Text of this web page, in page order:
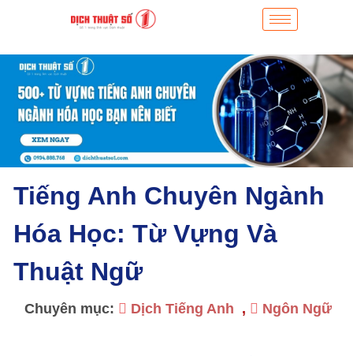
Tiếng Anh Chuyên Ngành
Hóa Học: Từ Vựng Và
Thuật Ngữ
Chuyên mục: Dịch Tiếng Anh , Ngôn Ngữ